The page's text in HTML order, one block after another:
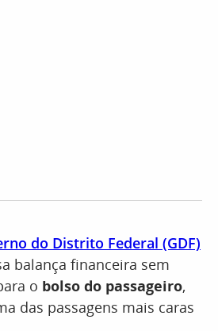
do Distrito Federal (GDF)
balança financeira sem
o bolso do passageiro,
das passagens mais caras